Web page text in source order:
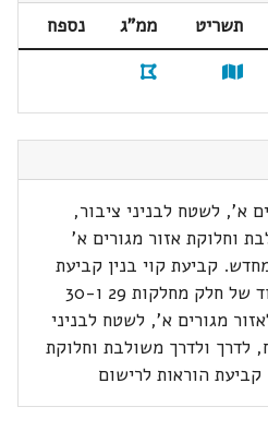
תשריט ממ"ג
נספח
א', לשטח לבניני ציבור,
וחלוקת אזור מגורים א'
קביעת קוי בנין קביעת
הוראות לרישום. שינוי יעוד של חלק מחלקות 29 ו-30
מגורים א', לשטח לבניני
לדרך ולדרך משולבת וחלוקת
הוראות לרישום